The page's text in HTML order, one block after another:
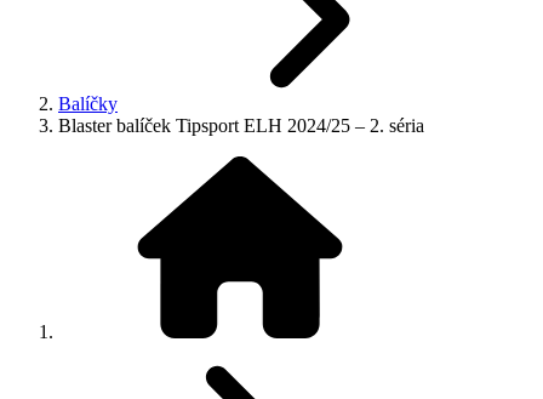
Balíčky
Blaster balíček Tipsport ELH 2024/25 – 2. séria